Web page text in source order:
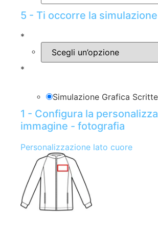
5 - Ti occorre la
*
*
Simulazione Grafica Scritte
1 - Configura la
immagine - fotografia
Personalizzazione lato cuore